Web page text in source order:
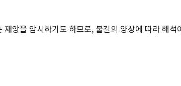
앙을 암시하기도 하므로, 불길의 양상에 따라 해석